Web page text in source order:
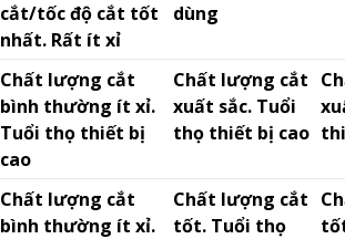
cắt/tốc độ cắt tốt
nhất. Rất ít xỉ
dùng
Chất lượng cắt
bình thường ít xỉ.
Tuổi thọ thiết bị
cao
Chất lượng cắt
xuất sắc. Tuổi
thọ thiết bị cao
Chất lượng cắt
bình thường ít xỉ.
Chất lượng cắt
tốt. Tuổi thọ